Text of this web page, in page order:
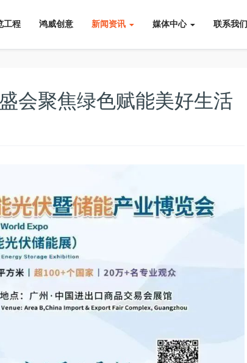
工程 鸿威创意 新闻资讯 媒体中心 联系我们
会聚焦绿色赋能美好生活